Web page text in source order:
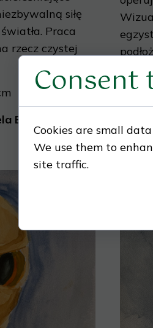
siłę
Praca
rzecz czystej
Barbary Puto |
formy.
02.
|
Consent
Cookies are small
We use them to
site traffic.